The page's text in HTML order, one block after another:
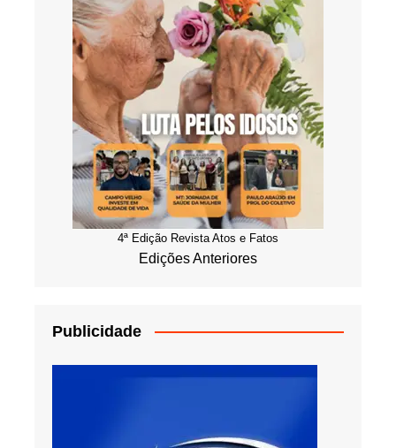
4ª Edição Revista Atos e Fatos
Edições Anteriores
Publicidade